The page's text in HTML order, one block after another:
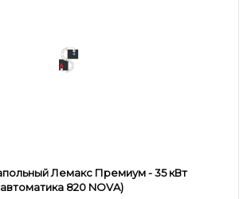
Лемакс Премиум - 35 кВт
820 NOVA)